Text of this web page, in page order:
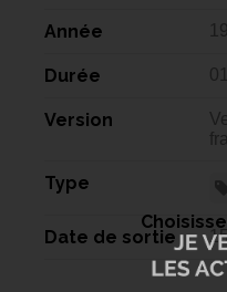
Année
Durée
Version
Type
Date de sortie